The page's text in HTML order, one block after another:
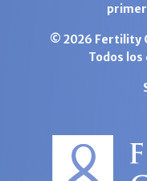
© 2026 Fertility
Todos